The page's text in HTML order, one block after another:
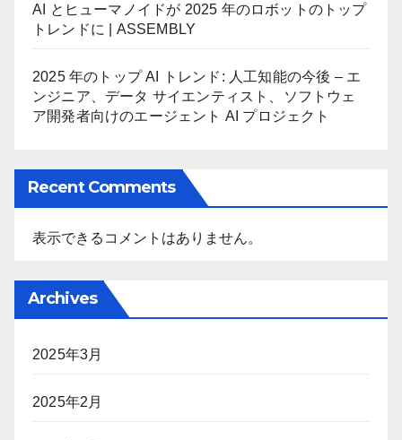
AI とヒューマノイドが 2025 年のロボットのトップ
トレンドに | ASSEMBLY
2025 年のトップ AI トレンド: 人工知能の今後 – エ
ンジニア、データ サイエンティスト、ソフトウェ
ア開発者向けのエージェント AI プロジェクト
Recent Comments
表示できるコメントはありません。
Archives
2025年3月
2025年2月